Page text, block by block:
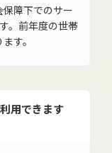
障下でのサー
。前年度の世帯
す。
用できます